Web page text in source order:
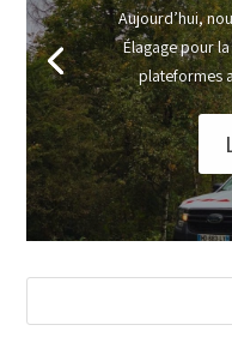
Aujourd’hui,
Élagage pour
plateformes